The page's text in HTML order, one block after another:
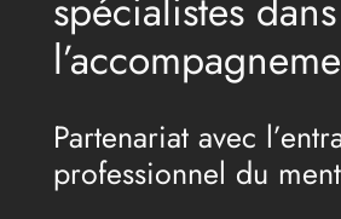
Partenariat avec
professionnel du